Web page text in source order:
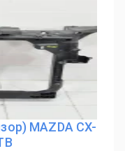
MAZDA CX-